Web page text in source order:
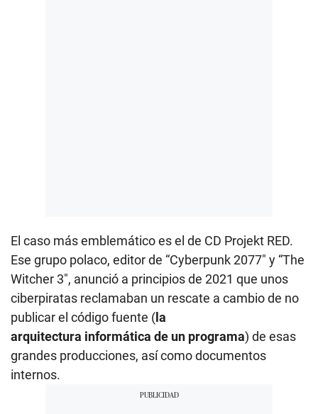
El caso más emblemático es el de CD Projekt RED.
Ese grupo polaco, editor de “Cyberpunk 2077″ y “The
Witcher 3″, anunció a principios de 2021 que unos
ciberpiratas reclamaban un rescate a cambio de no
publicar el código fuente (la
arquitectura informática de un programa) de esas
grandes producciones, así como documentos
internos.